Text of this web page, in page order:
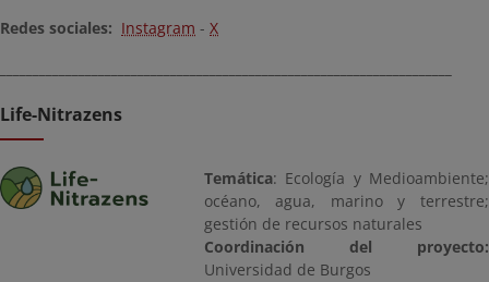
Redes sociales: Instagram - X
Life-Nitrazens
Temática: Ecología y Medioambiente;
océano, agua, marino y terrestre;
gestión de recursos naturales
Coordinación del proyecto:
Universidad de Burgos